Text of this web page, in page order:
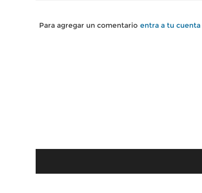
Para agregar un comentario entra a tu cuenta